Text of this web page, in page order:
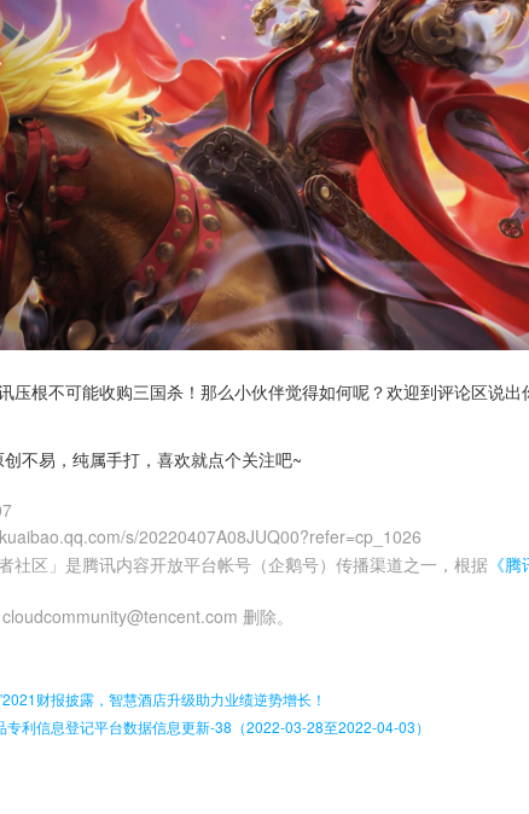
压根不可能收购三国杀！那么小伙伴觉得如何呢？欢迎到评论区说出
不易，纯属手打，喜欢就点个关注吧~
s/20220407A08JUQ00?refer=cp_1026
社区」是腾讯内容开放平台帐号（企鹅号）传播渠道之一，根据 《
删除。
财报披露，智慧酒店升级助力业绩逆势增长！
专利信息登记平台数据信息更新-38（2022-03-28至2022-04-03）